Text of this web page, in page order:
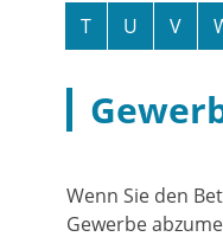
T
U V
Wenn Sie den
Gewerbe